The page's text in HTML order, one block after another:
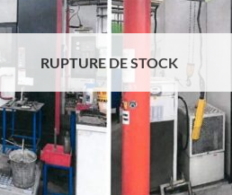
RUPTURE DE STOCK